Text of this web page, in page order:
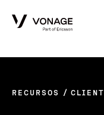
RECURSOS